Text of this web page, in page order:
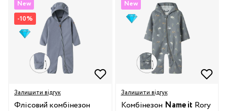
New
-10%
Залишити відгук
Флісовий комбінезон
New
Залишити відгук
Комбінезон Name it Rory